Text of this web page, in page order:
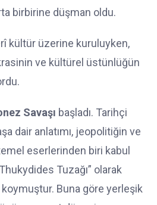
birbirine düşman oldu.
kültür üzerine kuruluyken,
ve kültürel üstünlüğün
Savaşı başladı. Tarihçi
dair anlatımı, jeopolitiğin ve
eserlerinden biri kabul
Tuzağı” olarak
Buna göre yerleşik